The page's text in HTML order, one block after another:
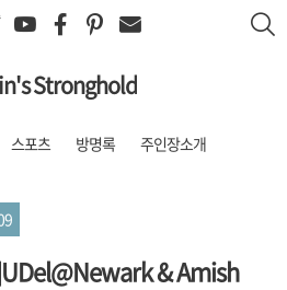
Stronghold
스포츠 방명록 주인장소개
& Amish